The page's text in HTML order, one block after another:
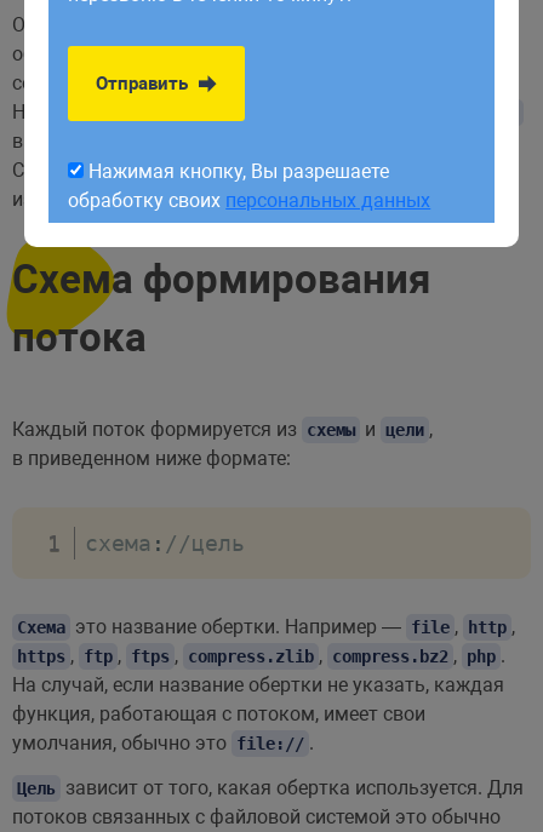
Обертка
объясняет потоку особенности работы
со специфичными протоколами или кодировками.
Например, обертка
в
Существует множество оберток, как встроенных в PHP
изначально, так и дополнительных.
Схема формирования
потока
Каждый поток формируется из схемы и цели ,
в приведенном ниже формате:
схема : //цель
Схема это название обертки. Например — file , http ,
https , ftp , ftps , compress.zlib , compress.bz2 , php .
На случай, если название обертки не указать, каждая
функция, работающая с потоком, имеет свои
умолчания, обычно это file:// .
Цель
зависит от того, какая обертка используется. Для
потоков связанных с файловой системой это обычно
обработку своихперсональных данных
Отправить
Нажимая кнопку, Вы разрешаете
обработку своих персональных данных